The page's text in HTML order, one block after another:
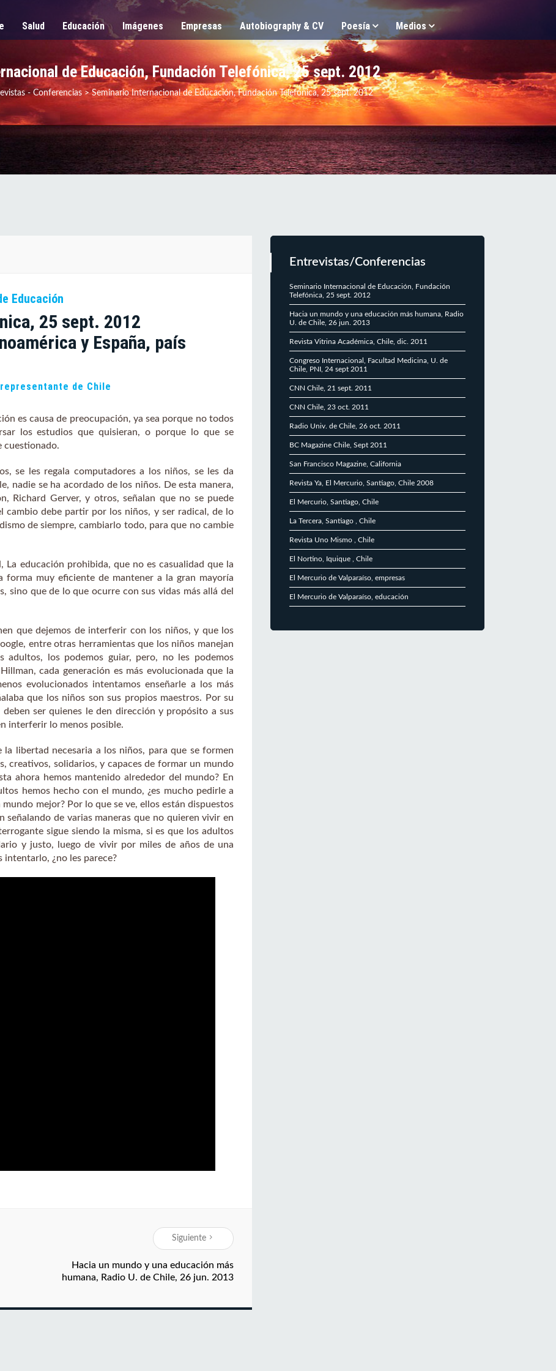
Salud Educación Imágenes Empresas Autobiography & CV Poesía Medios
de Educación, Fundación Telefónica, 25 sept. 2012
- Conferencias>Seminario Internacional de Educación, Fundación Telefónica, 25 sept. 2012
Educación
25 sept. 2012
y España, país
de Chile
es causa de preocupación, ya sea porque no todos
los estudios que quisieran, o porque lo que se
cuestionado.
se les regala computadores a los niños, se les da
nadie se ha acordado de los niños. De esta manera,
Richard Gerver, y otros, señalan que no se puede
cambio debe partir por los niños, y ser radical, de lo
de siempre, cambiarlo todo, para que no cambie
La educación prohibida, que no es casualidad que la
forma muy eficiente de mantener a la gran mayoría
sino que de lo que ocurre con sus vidas más allá del
que dejemos de interferir con los niños, y que los
entre otras herramientas que los niños manejan
los podemos guiar, pero, no les podemos
cada generación es más evolucionada que la
evolucionados intentamos enseñarle a los más
que los niños son sus propios maestros. Por su
ser quienes le den dirección y propósito a sus
interferir lo menos posible.
la libertad necesaria a los niños, para que se formen
creativos, solidarios, y capaces de formar un mundo
ahora hemos mantenido alrededor del mundo? En
hemos hecho con el mundo, ¿es mucho pedirle a
mejor? Por lo que se ve, ellos están dispuestos
señalando de varias maneras que no quieren vivir en
sigue siendo la misma, si es que los adultos
y justo, luego de vivir por miles de años de una
¿no les parece?
Siguiente
Hacia un mundo y una educación más
humana, Radio U. de Chile, 26 jun. 2013
Entrevistas/Conferencias
Seminario Internacional de Educación, Fundación
Telefónica, 25 sept. 2012
Hacia un mundo y una educación más humana, Radio
U. de Chile, 26 jun. 2013
Revista Vitrina Académica, Chile, dic. 2011
Congreso Internacional, Facultad Medicina, U. de
Chile, PNI, 24 sept 2011
CNN Chile, 21 sept. 2011
CNN Chile, 23 oct. 2011
Radio Univ. de Chile, 26 oct. 2011
BC Magazine Chile, Sept 2011
San Francisco Magazine, California
Revista Ya, El Mercurio, Santiago, Chile 2008
El Mercurio, Santiago, Chile
La Tercera, Santiago , Chile
Revista Uno Mismo , Chile
El Nortino, Iquique , Chile
El Mercurio de Valparaíso, empresas
El Mercurio de Valparaíso, educación